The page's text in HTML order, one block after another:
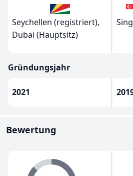
Seychellen (registriert),
Dubai (Hauptsitz)
Gründungsjahr
2021
Bewertung